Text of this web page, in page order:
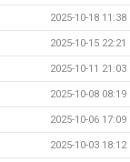
2025-10-18 11:38
2025-10-15 22:21
2025-10-11 21:03
2025-10-08 08:19
2025-10-06 17:09
2025-10-03 18:12